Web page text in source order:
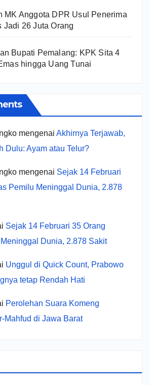
MK Anggota DPR Usul Penerima
Jadi 26 Juta Orang
Bupati Pemalang: KPK Sita 4
hingga Uang Tunai
mengenai Akhirnya Terjawab,
Dulu: Ayam atau Telur?
mengenai Sejak 14 Februari
Pemilu Meninggal Dunia, 2.878
Sejak 14 Februari 35 Orang
Dunia, 2.878 Sakit
Unggul di Quick Count, Prabowo
tetap Rendah Hati
Perolehan Suara Komeng
Mahfud di Jawa Barat